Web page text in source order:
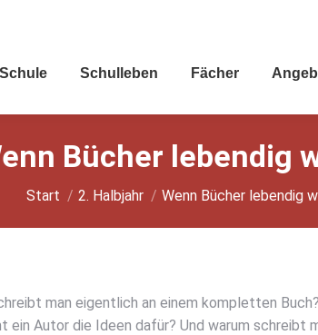
Schu­le Schul­le­ben Fächer
Bücher leben­dig
Sie befinden sich hier:
Start 2. Halbjahr Wenn Bücher leben­dig
man eigent­lich an einem kom­plet­ten Buch?
ein Autor die Ideen dafür? Und war­um schreibt